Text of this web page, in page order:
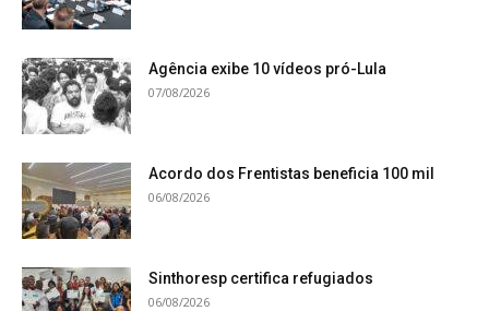
Agência exibe 10 vídeos pró-Lula
07/08/2026
Acordo dos Frentistas beneficia 100 mil
06/08/2026
Sinthoresp certifica refugiados
06/08/2026